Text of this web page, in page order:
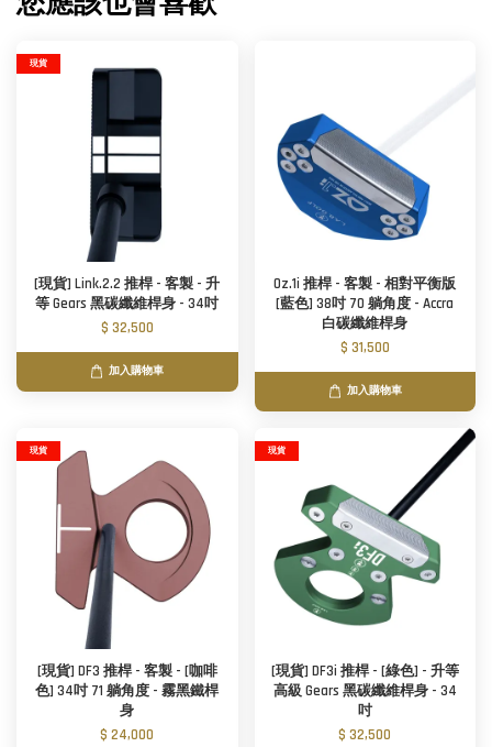
現貨
[現貨] Link.2.2 推桿 - 客製 - 升
等 Gears 黑碳纖維桿身 - 34吋
$ 32,500
加入購物車
Oz.1i 推桿 - 客製 - 相對平衡版
[藍色] 38吋 70 躺角度 - Accra
白碳纖維桿身
$ 31,500
加入購物車
現貨
[現貨] DF3 推桿 - 客製 - [咖啡
色] 34吋 71 躺角度 - 霧黑鐵桿
身
$ 24,000
現貨
[現貨] DF3i 推桿 - [綠色] - 升等
高級 Gears 黑碳纖維桿身 - 34
吋
$ 32,500